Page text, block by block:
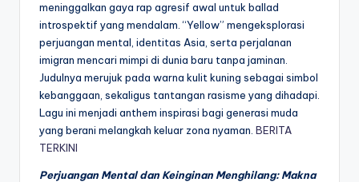
meninggalkan gaya rap agresif awal untuk ballad
introspektif yang mendalam. “Yellow” mengeksplorasi
perjuangan mental, identitas Asia, serta perjalanan
imigran mencari mimpi di dunia baru tanpa jaminan.
Judulnya merujuk pada warna kulit kuning sebagai simbol
kebanggaan, sekaligus tantangan rasisme yang dihadapi.
Lagu ini menjadi anthem inspirasi bagi generasi muda
yang berani melangkah keluar zona nyaman. BERITA
TERKINI
Perjuangan Mental dan Keinginan Menghilang: Makna